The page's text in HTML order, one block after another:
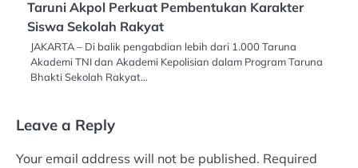
Taruni Akpol Perkuat Pembentukan Karakter
Siswa Sekolah Rakyat
JAKARTA – Di balik pengabdian lebih dari 1.000 Taruna
Akademi TNI dan Akademi Kepolisian dalam Program Taruna
Bhakti Sekolah Rakyat…
Leave a Reply
Your email address will not be published. Required